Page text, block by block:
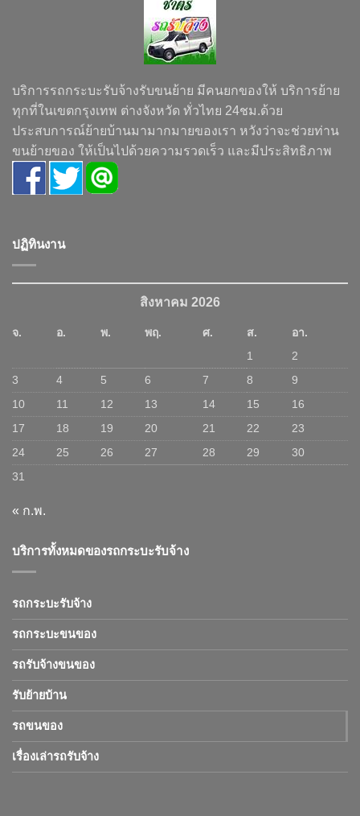
บริการรถกระบะรับจ้างรับขนย้าย มีคนยกของให้ บริการย้าย
ทุกที่ในเขตกรุงเทพ ต่างจังหวัด ทั่วไทย 24ชม.ด้วย
ประสบการณ์ย้ายบ้านมามากมายของเรา หวังว่าจะช่วยท่าน
ขนย้ายของ ให้เป็นไปด้วยความรวดเร็ว และมีประสิทธิภาพ
ปฏิทินงาน
สิงหาคม 2026
จ. อ. พ. พฤ. ศ. ส.
อา.
1
2
3
4 5 6 7 8
9
10
11 12 13 14 15
16
17
18 19 20 21 22
23
24
25 26 27 28 29
30
31
« ก.พ.
บริการทั้งหมดของรถกระบะรับจ้าง
รถกระบะรับจ้าง
รถกระบะขนของ
รถรับจ้างขนของ
รับย้ายบ้าน
รถขนของ
เรื่องเล่ารถรับจ้าง